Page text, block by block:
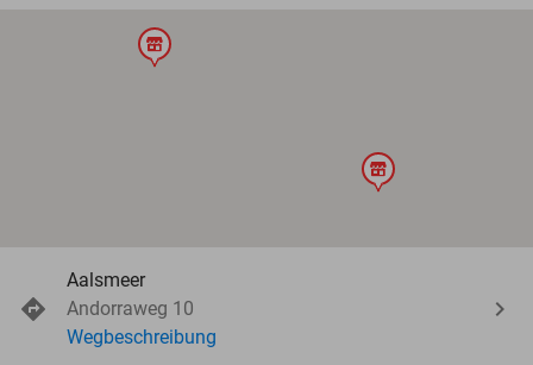
store
store
Aalsmeer
Andorraweg 10
Wegbeschreibung